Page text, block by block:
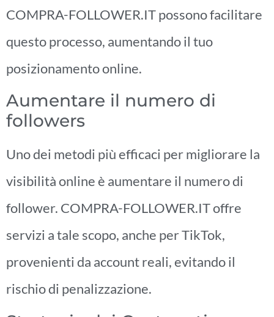
COMPRA-FOLLOWER.IT possono facilitare
questo processo, aumentando il tuo
posizionamento online.
Aumentare il numero di
followers
Uno dei metodi più efficaci per migliorare la
visibilità online è aumentare il numero di
follower. COMPRA-FOLLOWER.IT offre
servizi a tale scopo, anche per TikTok,
provenienti da account reali, evitando il
rischio di penalizzazione.